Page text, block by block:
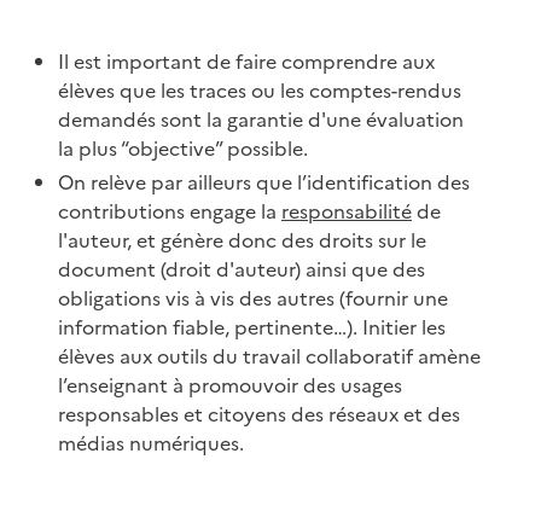
Il est important de faire comprendre aux
élèves que les traces ou les comptes-rendus
demandés sont la garantie d'une évaluation
la plus “objective” possible.
On relève par ailleurs que l’identification des
contributions engage la responsabilitéde
l'auteur, et génère donc des droits sur le
document (droit d'auteur) ainsi que des
obligations vis à vis des autres (fournir une
information fiable, pertinente…). Initier les
élèves aux outils du travail collaboratif amène
l’enseignant à promouvoir des usages
responsables et citoyens des réseaux et des
médias numériques.